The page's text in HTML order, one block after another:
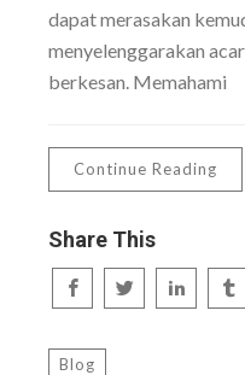
dapat merasakan
menyelenggarakan
berkesan. Memahami
Continue Reading
Share This
Blog